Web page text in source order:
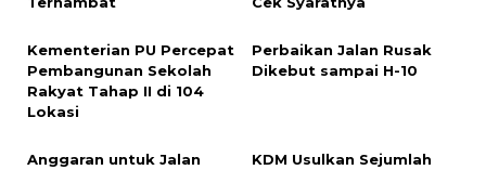
Kementerian PU Percepat
Pembangunan Sekolah
Rakyat Tahap II di 104
Lokasi
Perbaikan Jalan Rusak
Dikebut sampai H-10
Anggaran untuk Jalan
KDM Usulkan Sejumlah